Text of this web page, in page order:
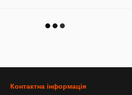
Контактна інформація